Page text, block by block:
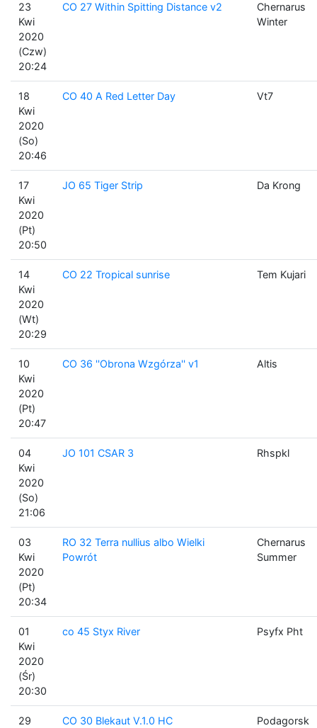
23
Kwi
2020
(Czw)
20:24
CO 27 Within Spitting Distance v2
Chernarus
Winter
18
Kwi
2020
(So)
20:46
CO 40 A Red Letter Day Vt7
17
Kwi
2020
(Pt)
20:50
JO 65 Tiger Strip Da Krong
14
Kwi
2020
(Wt)
20:29
CO 22 Tropical sunrise Tem Kujari
10
Kwi
2020
(Pt)
20:47
CO 36 ''Obrona Wzgórza'' v1 Altis
04
Kwi
2020
(So)
21:06
JO 101 CSAR 3 Rhspkl
03
Kwi
2020
(Pt)
20:34
RO 32 Terra nullius albo Wielki
Powrót
Chernarus
Summer
01
Kwi
2020
(Śr)
20:30
co 45 Styx River Psyfx Pht
29
CO 30 Blekaut V.1.0 HC Podagorsk